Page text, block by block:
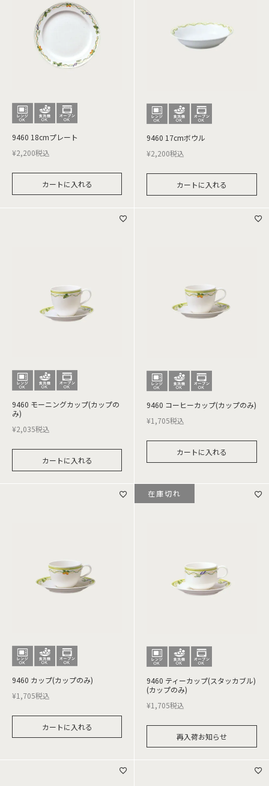
9460 18cmプレート
¥2,200税込
カートに入れる
9460 17cmボウル
¥2,200税込
カートに入れる
9460 モーニングカップ(カップの
み)
¥2,035税込
カートに入れる
9460 コーヒーカップ(カップのみ)
¥1,705税込
カートに入れる
9460 カップ(カップのみ)
¥1,705税込
カートに入れる
9460 ティーカップ(スタッカブル)
(カップのみ)
¥1,705税込
再入荷お知らせ
在庫切れ